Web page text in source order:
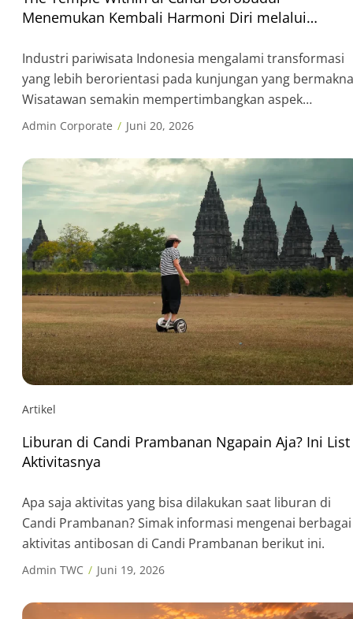
Menemukan Kembali Harmoni Diri melalui
Industri pariwisata Indonesia mengalami transformasi
yang lebih berorientasi pada kunjungan yang
Wisatawan semakin mempertimbangkan aspek
kesehatan mental, keseimbangan hidup, dan
preferensi ini mendorong berkembangnya tren
tourism yang menunjukkan pertumbuhan signifikan di
Indonesia. InJourney Destination Management (IDM)
berkolaborasi dengan Micro Mindfulness
The Temple Within, sebuah aktivitas […]
Admin Corporate Juni 20, 2026
Artikel
Liburan di Candi Prambanan Ngapain Aja? Ini List
Aktivitasnya
Apa saja aktivitas yang bisa dilakukan saat liburan di
Candi Prambanan? Simak informasi mengenai berbagai
aktivitas antibosan di Candi Prambanan berikut ini.
Admin TWC Juni 19, 2026